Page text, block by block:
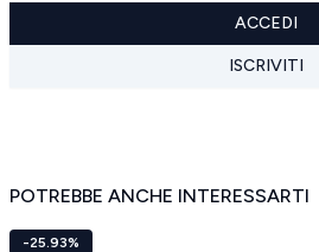
ACCEDI
ISCRIVITI
POTREBBE ANCHE INTERESSARTI
-25.93%